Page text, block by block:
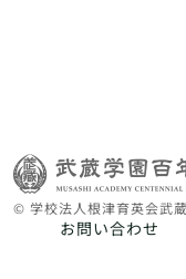
© 学校法人根津育英会武
お問い合わせ